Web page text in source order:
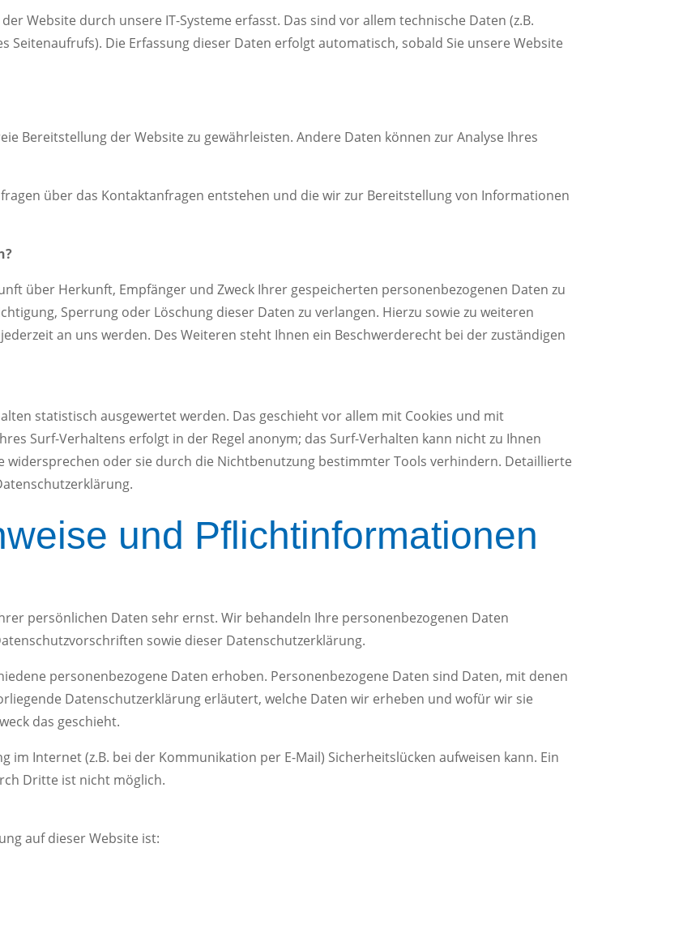
Website durch unsere IT-Systeme erfasst. Das sind vor allem technische Daten (z.B.
Die Erfassung dieser Daten erfolgt automatisch, sobald Sie unsere Website
Bereitstellung der Website zu gewährleisten. Andere Daten können zur Analyse Ihres
über das Kontaktanfragen entstehen und die wir zur Bereitstellung von Informationen
über Herkunft, Empfänger und Zweck Ihrer gespeicherten personenbezogenen Daten zu
Sperrung oder Löschung dieser Daten zu verlangen. Hierzu sowie zu weiteren
an uns werden. Des Weiteren steht Ihnen ein Beschwerderecht bei der zuständigen
statistisch ausgewertet werden. Das geschieht vor allem mit Cookies und mit
Surf-Verhaltens erfolgt in der Regel anonym; das Surf-Verhalten kann nicht zu Ihnen
widersprechen oder sie durch die Nichtbenutzung bestimmter Tools verhindern. Detaillierte
und Pflichtinformationen
persönlichen Daten sehr ernst. Wir behandeln Ihre personenbezogenen Daten
sowie dieser Datenschutzerklärung.
personenbezogene Daten erhoben. Personenbezogene Daten sind Daten, mit denen
Datenschutzerklärung erläutert, welche Daten wir erheben und wofür wir sie
das geschieht.
im Internet (z.B. bei der Kommunikation per E-Mail) Sicherheitslücken aufweisen kann. Ein
Dritte ist nicht möglich.
auf dieser Website ist: